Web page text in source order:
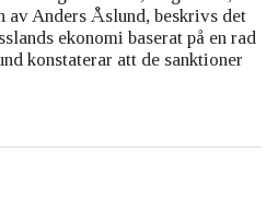
av Anders Åslund, beskrivs det
ekonomi baserat på en rad
konstaterar att de sanktioner